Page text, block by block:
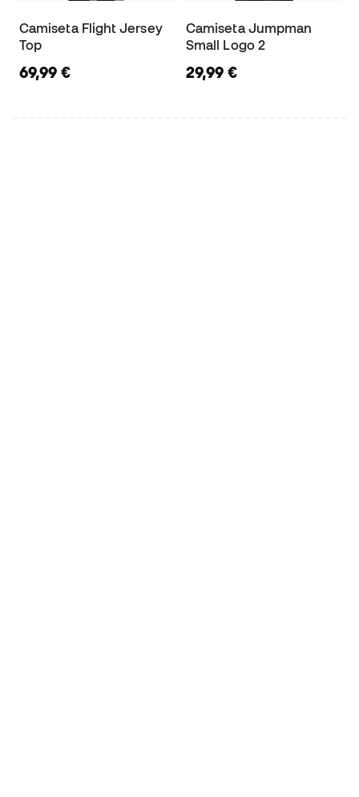
Camiseta Flight Jersey
Top
69,99 €
Camiseta Jumpman
Small Logo 2
29,99 €